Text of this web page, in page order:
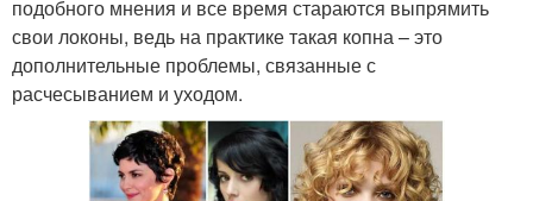
подобного мнения и все время стараются выпрямить
свои локоны, ведь на практике такая копна – это
дополнительные проблемы, связанные с
расчесыванием и уходом.